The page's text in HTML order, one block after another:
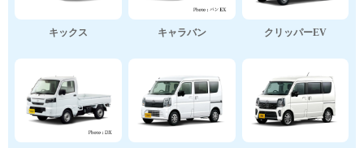
キックス キャラバン クリッパーEV